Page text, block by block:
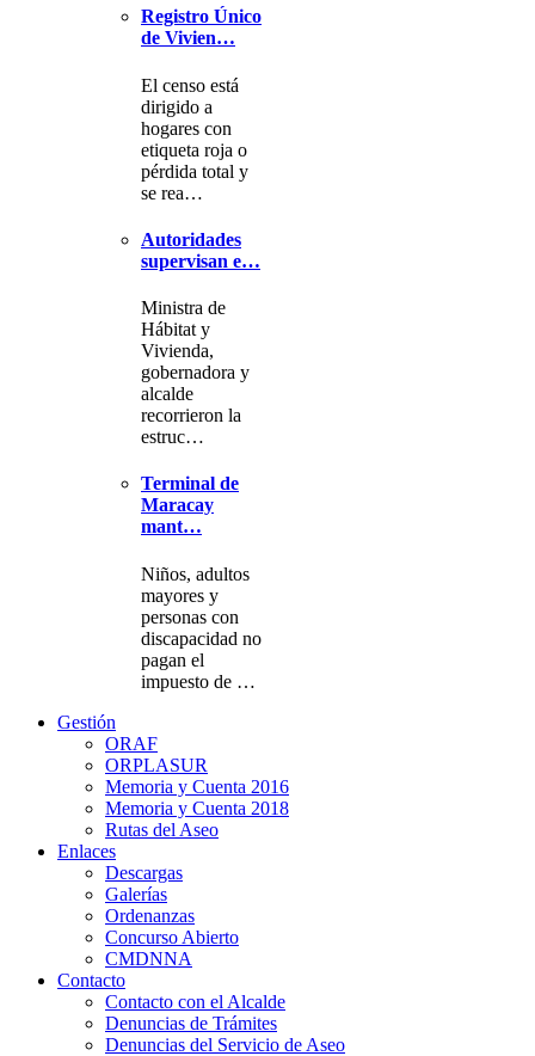
Registro Único
de Vivien…
El censo está
dirigido a
hogares con
etiqueta roja o
pérdida total y
se rea…
Autoridades
supervisan e…
Ministra de
Hábitat y
Vivienda,
gobernadora y
alcalde
recorrieron la
estruc…
Terminal de
Maracay
mant…
Niños, adultos
mayores y
personas con
discapacidad no
pagan el
impuesto de …
Gestión
ORAF
ORPLASUR
Memoria y Cuenta 2016
Memoria y Cuenta 2018
Rutas del Aseo
Enlaces
Descargas
Galerías
Ordenanzas
Concurso Abierto
CMDNNA
Contacto
Contacto con el Alcalde
Denuncias de Trámites
Denuncias del Servicio de Aseo